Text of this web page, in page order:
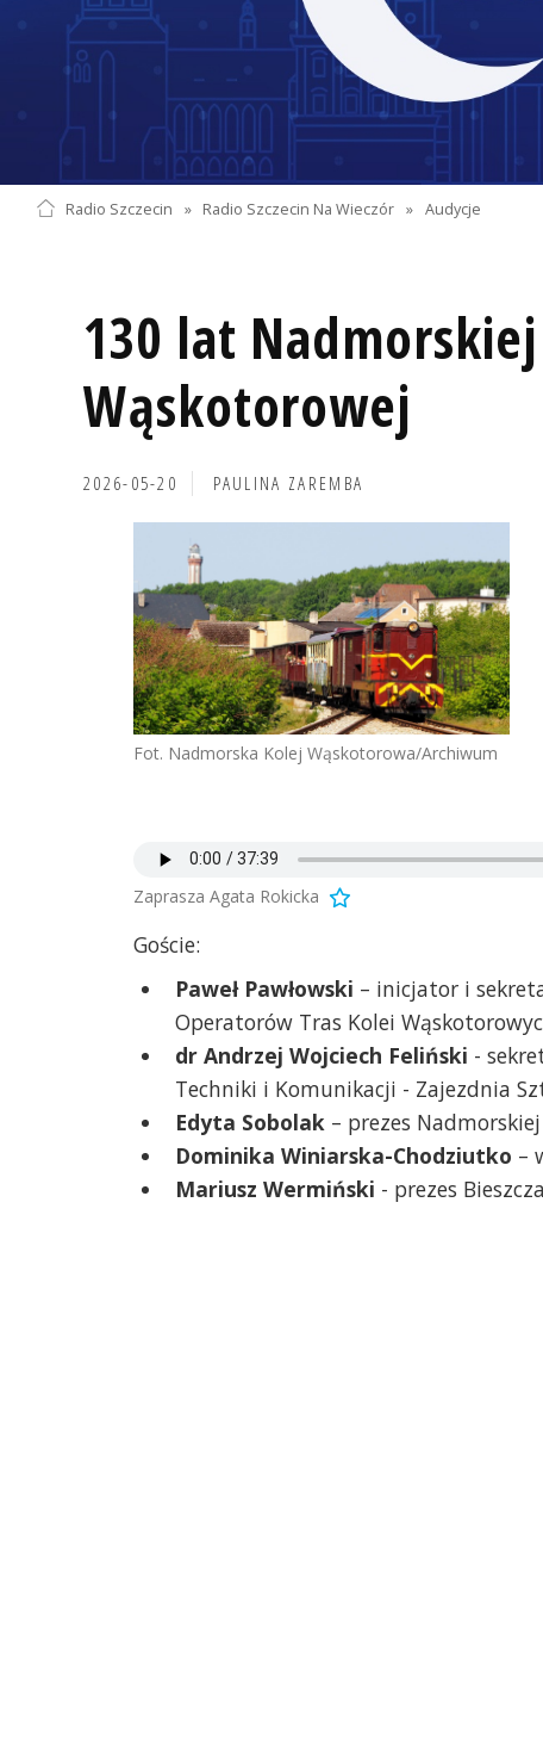
Radio Szczecin » Radio Szczecin Na Wieczór » Audycje
130 lat
Wąskotorowej
2026-05-20 PAULINA ZAREMBA
Fot. Nadmorska Kolej Wąskotorowa/Archiwum
Zaprasza Agata Rokicka
Goście:
Paweł Pawłowski – inicjator i
Operatorów Tras Kolei
dr Andrzej Wojciech Feliński -
Techniki i Komunikacji - Zajezdnia
Edyta Sobolak – prezes
Dominika Winiarska-Chodziutko –
Mariusz Wermiński - prezes